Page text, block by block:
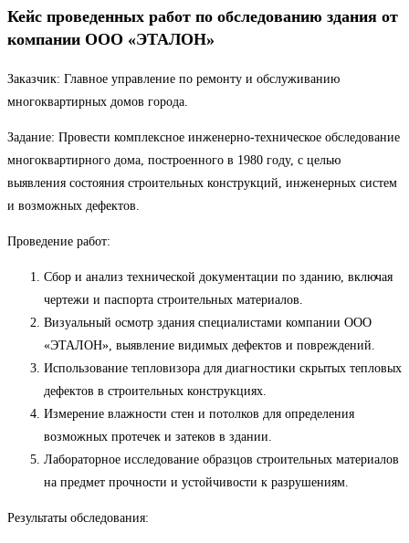
Кейс проведенных работ по обследованию здания от
компании ООО «ЭТАЛОН»
Заказчик: Главное управление по ремонту и обслуживанию
многоквартирных домов города.
Задание: Провести комплексное инженерно-техническое обследование
многоквартирного дома, построенного в 1980 году, с целью
выявления состояния строительных конструкций, инженерных систем
и возможных дефектов.
Проведение работ:
Сбор и анализ технической документации по зданию, включая
чертежи и паспорта строительных материалов.
Визуальный осмотр здания специалистами компании ООО
«ЭТАЛОН», выявление видимых дефектов и повреждений.
Использование тепловизора для диагностики скрытых тепловых
дефектов в строительных конструкциях.
Измерение влажности стен и потолков для определения
возможных протечек и затеков в здании.
Лабораторное исследование образцов строительных материалов
на предмет прочности и устойчивости к разрушениям.
Результаты обследования: